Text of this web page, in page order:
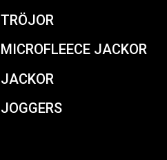
TRÖJOR
MICROFLEECE JACKOR
JACKOR
JOGGERS